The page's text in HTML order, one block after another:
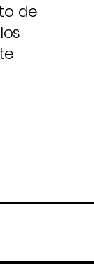
de